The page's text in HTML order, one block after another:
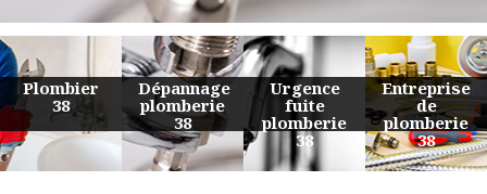
Urgence
fuite
plomberie
38
Entreprise
de
plomberie
38
Travaux
de
plomberie
38
Devis
plomberie
38